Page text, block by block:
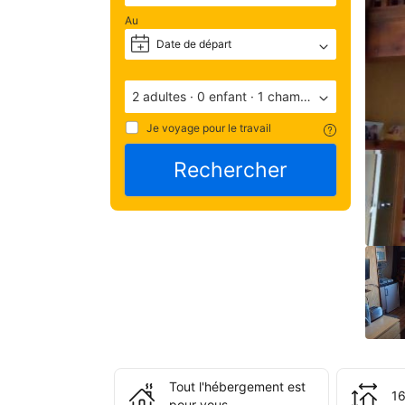
Au
+ Date de départ
2 adultes · 0 enfant · 1 chambre
Je voyage pour le travail
Rechercher
note
sur
par
les
Tout l'hébergement est